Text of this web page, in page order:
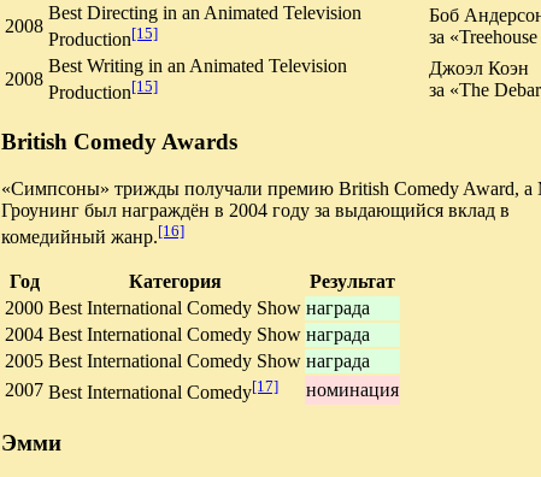
2008
Best Directing in an Animated Television
Production[15]
Боб
за
2008
Best Writing in an Animated Television
Production[15]
Джоэл Коэн
за «The
British Comedy Awards
«Симпсоны» трижды получали премию British Comedy Award, а
Гроунинг был награждён в 2004 году за выдающийся вклад в
комедийный жанр.[16]
Год Категория
Результат
2000 Best International Comedy Show награда
2004 Best International Comedy Show награда
2005 Best International Comedy Show награда
2007 Best International Comedy[17] номинация
Эмми